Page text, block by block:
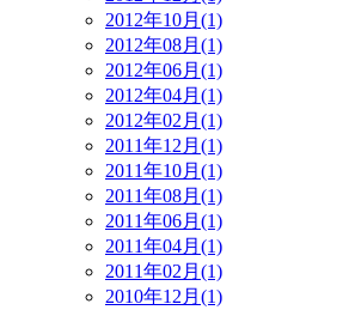
2012年10月(1)
2012年08月(1)
2012年06月(1)
2012年04月(1)
2012年02月(1)
2011年12月(1)
2011年10月(1)
2011年08月(1)
2011年06月(1)
2011年04月(1)
2011年02月(1)
2010年12月(1)